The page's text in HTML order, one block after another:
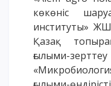
көкөніс
институты»
Қазақ
ғылыми-